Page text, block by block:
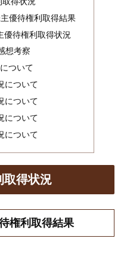
優待権利取得結果
優待権利取得状況
想考察
ついて
について
について
について
について
取得状況
権利取得結果